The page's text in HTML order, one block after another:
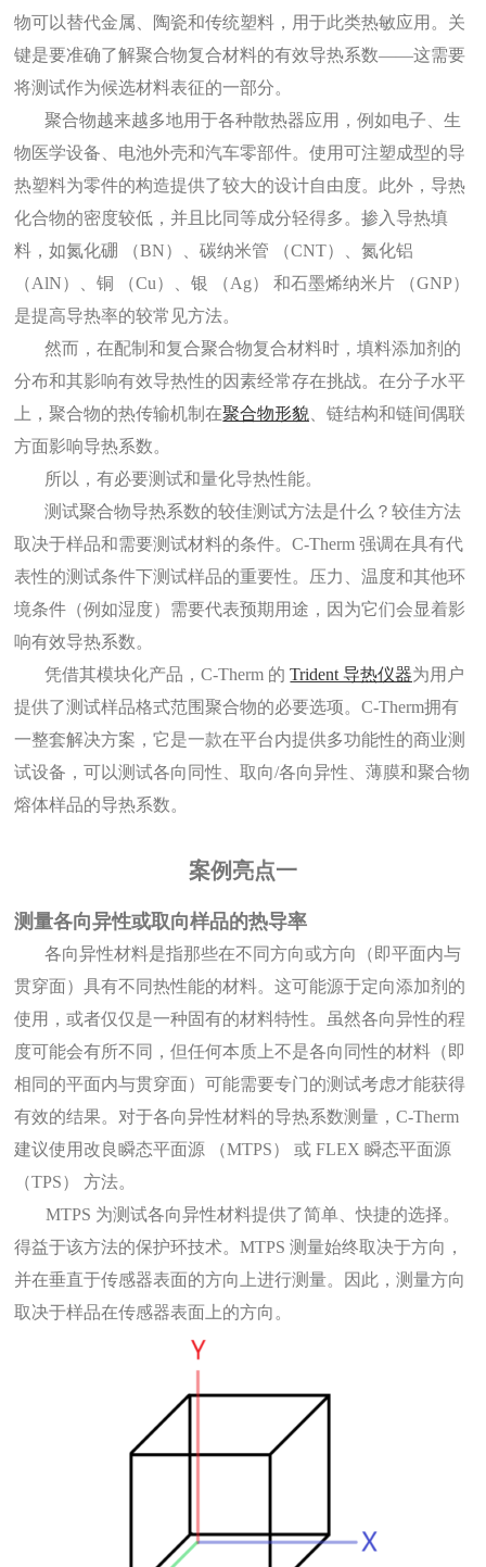
物可以替代金属、陶瓷和传统塑料，用于此类热敏应用。关
键是要准确了解聚合物复合材料的有效导热系数——这需要
将测试作为候选材料表征的一部分。
聚合物越来越多地用于各种散热器应用，例如电子、生
物医学设备、电池外壳和汽车零部件。使用可注塑成型的导
热塑料为零件的构造提供了较大的设计自由度。此外，导热
化合物的密度较低，并且比同等成分轻得多。掺入导热填
料，如氮化硼
（BN）、碳纳米管 （CNT）、氮化铝
（AlN）、铜 （Cu）、银 （Ag） 和石墨烯纳米片 （GNP）
是提高导热率的较常见方法。
然而，在配制和复合聚合物复合材料时，填料添加剂的
分布和其影响有效导热性的因素经常存在挑战。在分子水平
上，聚合物的热传输机制在聚合物形貌 、链结构和链间偶联
方面影响导热系数。
所以，有必要测试和量化导热性能。
测试聚合物导热系数的较佳测试方法是什么？较佳方法
取决于样品和需要测试材料的条件。C-Therm 强调在具有代
表性的测试条件下测试样品的重要性。压力、温度和其他环
境条件（例如湿度）需要代表预期用途，因为它们会显着影
响有效导热系数。
凭借其模块化产品，C-Therm 的Trident 导热仪器为用户
提供了测试样品格式范围聚合物的必要选项。C-Therm拥有
一整套解决方案，它是一款在平台内提供多功能性的商业测
试设备，可以测试各向同性、取向/各向异性、薄膜和聚合物
熔体样品的导热系数。
案例亮点一
测量各向异性或取向样品的热导率
各向异性材料是指那些在不同方向或方向（即平面内与
贯穿面）具有不同热性能的材料。这可能源于定向添加剂的
使用，或者仅仅是一种固有的材料特性。虽然各向异性的程
度可能会有所不同，但任何本质上不是各向同性的材料（即
相同的平面内与贯穿面）可能需要专门的测试考虑才能获得
有效的结果。对于各向异性材料的导热系数测量，C-Therm
建议使用改良瞬态平面源 （MTPS） 或 FLEX 瞬态平面源
（TPS） 方法。
MTPS 为测试各向异性材料提供了简单、快捷的选择。
得益于该方法的保护环技术。MTPS 测量始终取决于方向，
并在垂直于传感器表面的方向上进行测量。因此，测量方向
取决于样品在传感器表面上的方向。